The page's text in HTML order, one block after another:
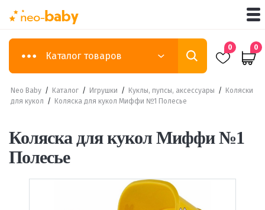
Каталог товаров
0 0
Neo Baby / Каталог / Игрушки / Куклы, пупсы, аксессуары /
Коляски
для кукол / Коляска для кукол Миффи №1 Полесье
Коляска для кукол Миффи №1
Полесье